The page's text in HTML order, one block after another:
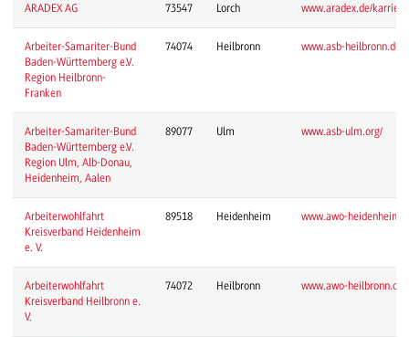
ARADEX AG 73547 Lorch www.aradex.de/
Arbeiter-Samariter-Bund
Baden-Württemberg e.V.
Region Heilbronn-
Franken
74074 Heilbronn www.asb-heilbronn.de/
Arbeiter-Samariter-Bund
Baden-Württemberg e.V.
Region Ulm, Alb-Donau,
Heidenheim, Aalen
89077 Ulm www.asb-ulm.org/
Arbeiterwohlfahrt
Kreisverband Heidenheim
e. V.
89518 Heidenheim www.awo-
Arbeiterwohlfahrt
Kreisverband Heilbronn e.
V.
74072 Heilbronn www.awo-heilbronn.org/